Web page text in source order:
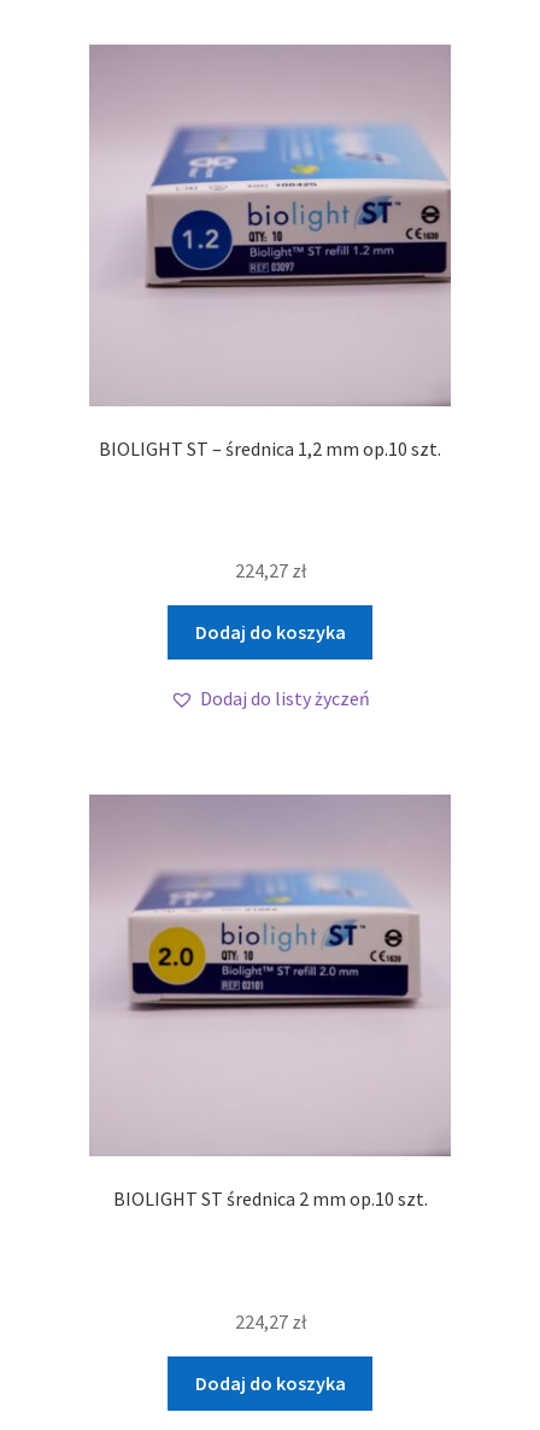
BIOLIGHT ST – średnica 1,2 mm op.10 szt.
224,27 zł
Dodaj do koszyka
Dodaj do listy życzeń
BIOLIGHT ST średnica 2 mm op.10 szt.
224,27 zł
Dodaj do koszyka